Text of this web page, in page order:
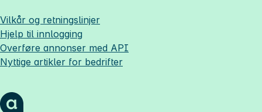
Vilkår og retningslinjer
Hjelp til innlogging
Overføre annonser med API
Nyttige artikler for bedrifter